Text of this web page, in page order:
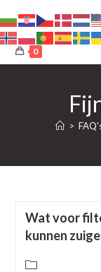
naar
inhoud
0
>
Wat voor
kunnen
Berichtcategorie: